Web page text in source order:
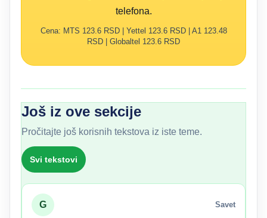
telefona.
Cena: MTS 123.6 RSD | Yettel 123.6 RSD | A1 123.48
RSD | Globaltel 123.6 RSD
Još iz ove sekcije
Pročitajte još korisnih tekstova iz iste teme.
Svi tekstovi
G Savet